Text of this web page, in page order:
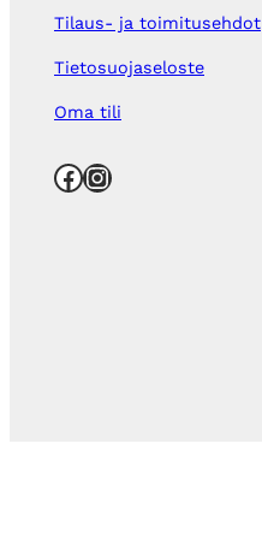
Tilaus- ja toimitusehdot
Tietosuojaseloste
Oma tili
Facebook Instagram